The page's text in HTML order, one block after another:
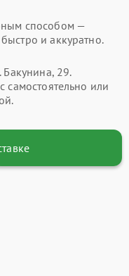
способом —
и аккуратно.
29.
самостоятельно или